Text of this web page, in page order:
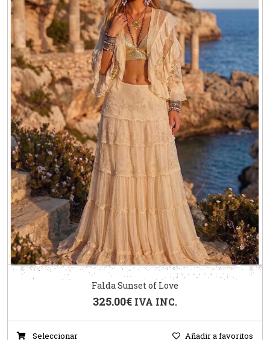
Falda Sunset of Love
325.00€ IVA INC.
Seleccionar Añadir a favoritos